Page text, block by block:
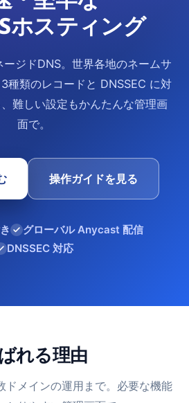
ホスティング
ジドDNS。世界各地のネームサ
種類のレコードと DNSSEC に対
難しい設定もかんたんな管理画
面で。
操作ガイドを見る
グローバル Anycast 配信
DNSSEC 対応
れる理由
ドメインの運用まで。必要な機能